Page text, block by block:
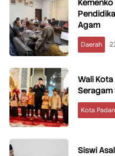
Agam
Daerah
Wali
Seragam
Kota
Siswi